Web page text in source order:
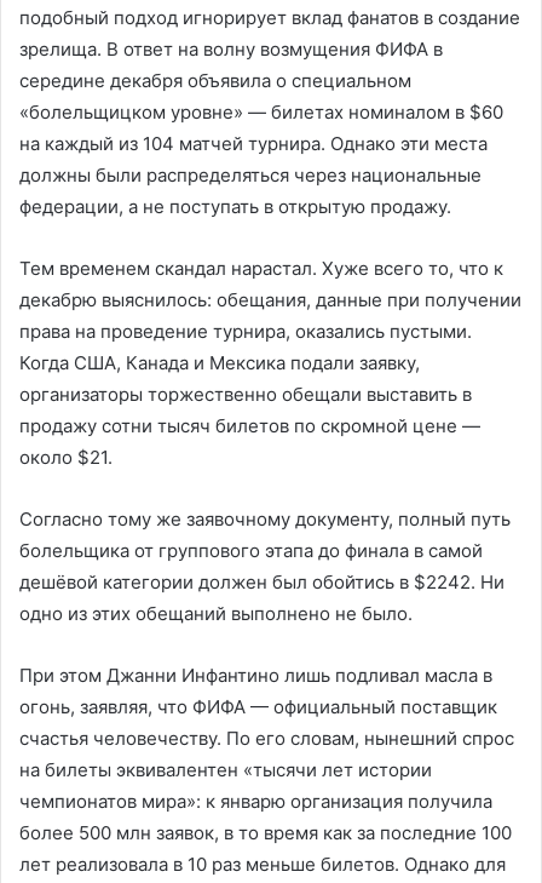
подобный подход игнорирует вклад фанатов в создание
зрелища. В ответ на волну возмущения ФИФА в
середине декабря объявила о специальном
«болельщицком уровне» — билетах номиналом в $60
на каждый из 104 матчей турнира. Однако эти места
должны были распределяться через национальные
федерации, а не поступать в открытую продажу.
Тем временем скандал нарастал. Хуже всего то, что к
декабрю выяснилось: обещания, данные при получении
права на проведение турнира, оказались пустыми.
Когда США, Канада и Мексика подали заявку,
организаторы торжественно обещали выставить в
продажу сотни тысяч билетов по скромной цене —
около $21.
Согласно тому же заявочному документу, полный путь
болельщика от группового этапа до финала в самой
дешёвой категории должен был обойтись в $2242. Ни
одно из этих обещаний выполнено не было.
При этом Джанни Инфантино лишь подливал масла в
огонь, заявляя, что ФИФА — официальный поставщик
счастья человечеству. По его словам, нынешний спрос
на билеты эквивалентен «тысячи лет истории
чемпионатов мира»: к январю организация получила
более 500 млн заявок, в то время как за последние 100
лет реализовала в 10 раз меньше билетов. Однако для